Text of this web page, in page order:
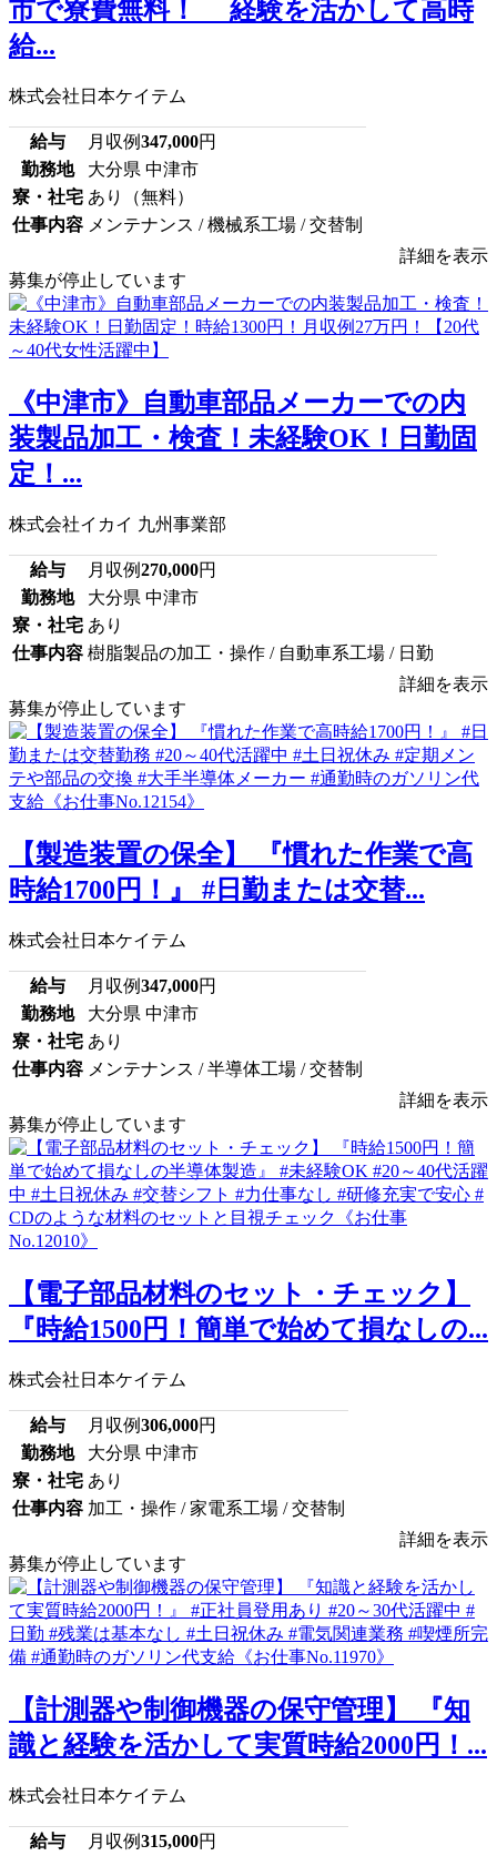
市で寮費無料！ 経験を活かして高時
給...
株式会社日本ケイテム
給与 月収例347,000円
勤務地
大分県 中津市
寮・社宅 あり（無料）
仕事内容 メンテナンス / 機械系工場 / 交替制
詳細を表示
募集が停止しています
《中津市》自動車部品メーカーでの内
装製品加工・検査！未経験OK！日勤固
定！...
株式会社イカイ 九州事業部
給与 月収例270,000円
勤務地
大分県 中津市
寮・社宅 あり
仕事内容 樹脂製品の加工・操作 / 自動車系工場 / 日勤
詳細を表示
募集が停止しています
【製造装置の保全】 『慣れた作業で高
時給1700円！』 #日勤または交替...
株式会社日本ケイテム
給与 月収例347,000円
勤務地
大分県 中津市
寮・社宅 あり
仕事内容 メンテナンス / 半導体工場 / 交替制
詳細を表示
募集が停止しています
【電子部品材料のセット・チェック】
『時給1500円！簡単で始めて損なしの...
株式会社日本ケイテム
給与 月収例306,000円
勤務地
大分県 中津市
寮・社宅 あり
仕事内容 加工・操作 / 家電系工場 / 交替制
詳細を表示
募集が停止しています
【計測器や制御機器の保守管理】 『知
識と経験を活かして実質時給2000円！...
株式会社日本ケイテム
給与 月収例315,000円